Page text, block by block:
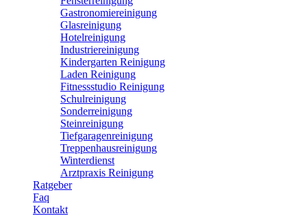
Gastronomiereinigung
Glasreinigung
Hotelreinigung
Industriereinigung
Kindergarten Reinigung
Laden Reinigung
Fitnessstudio Reinigung
Schulreinigung
Sonderreinigung
Steinreinigung
Tiefgaragenreinigung
Treppenhausreinigung
Winterdienst
Arztpraxis Reinigung
Ratgeber
Faq
Kontakt